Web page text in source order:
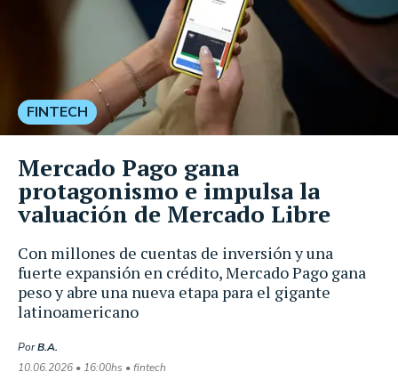
Con millones de cuentas de inversión y una
fuerte expansión en crédito, Mercado Pago gana
peso y abre una nueva etapa para el gigante
latinoamericano
PorB.A.
10.06.2026 • 16:00hs • fintech
FINTECH
Mercado Pago gana
protagonismo e impulsa la
valuación de Mercado Libre